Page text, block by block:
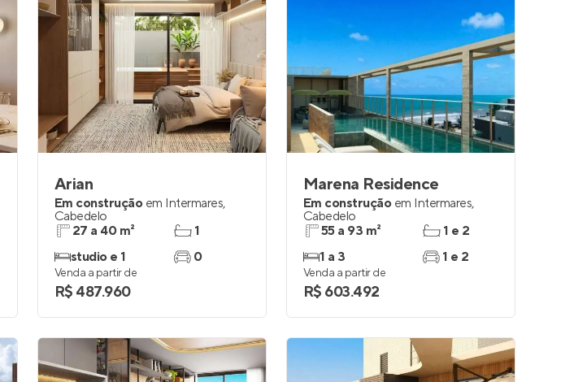
Arian
Em construção em Intermares,
Cabedelo
27 a 40 m²
studio e 1
1
0
Venda a partir de
R$ 487.960
Marena Residence
Em construção em Intermares,
Cabedelo
55 a 93 m²
1 a 3
1 e 2
1 e 2
Venda a partir de
R$ 603.492